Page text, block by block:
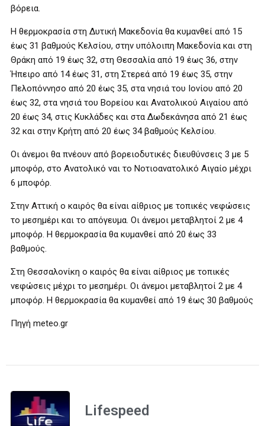
βόρεια.
Η θερμοκρασία στη Δυτική Μακεδονία θα κυμανθεί από 15
έως 31 βαθμούς Κελσίου, στην υπόλοιπη Μακεδονία και στη
Θράκη από 19 έως 32, στη Θεσσαλία από 19 έως 36, στην
Ήπειρο από 14 έως 31, στη Στερεά από 19 έως 35, στην
Πελοπόννησο από 20 έως 35, στα νησιά του Ιονίου από 20
έως 32, στα νησιά του Βορείου και Ανατολικού Αιγαίου από
20 έως 34, στις Κυκλάδες και στα Δωδεκάνησα από 21 έως
32 και στην Κρήτη από 20 έως 34 βαθμούς Κελσίου.
Οι άνεμοι θα πνέουν από βορειοδυτικές διευθύνσεις 3 με 5
μποφόρ, στο Ανατολικό ναι το Νοτιοανατολικό Αιγαίο μέχρι
6 μποφόρ.
Στην Αττική ο καιρός θα είναι αίθριος με τοπικές νεφώσεις
το μεσημέρι και το απόγευμα. Οι άνεμοι μεταβλητοί 2 με 4
μποφόρ. Η θερμοκρασία θα κυμανθεί από 20 έως 33
βαθμούς.
Στη Θεσσαλονίκη ο καιρός θα είναι αίθριος με τοπικές
νεφώσεις μέχρι το μεσημέρι. Οι άνεμοι μεταβλητοί 2 με 4
μποφόρ. Η θερμοκρασία θα κυμανθεί από 19 έως 30 βαθμούς
Πηγή meteo.gr
Lifespeed